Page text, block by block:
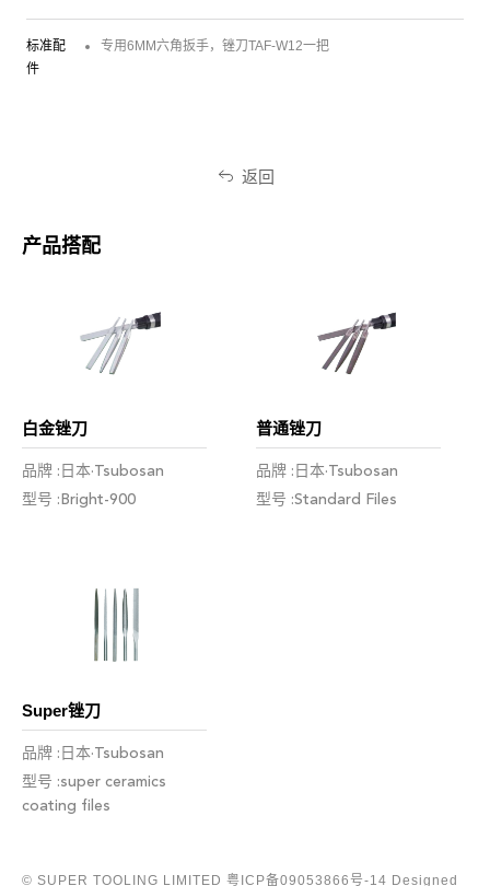
标准配
件
专用6MM六角扳手，锉刀TAF-W12一把
返回
产品搭配
白金锉刀
品牌 :日本·Tsubosan
型号 :Bright-900
普通锉刀
品牌 :日本·Tsubosan
型号 :Standard Files
Super锉刀
品牌 :日本·Tsubosan
型号 :super ceramics
coating files
© SUPER TOOLING LIMITED 粤ICP备09053866号-14 Designed